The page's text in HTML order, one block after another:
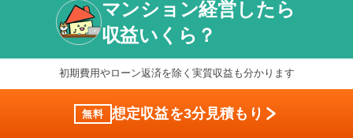
購入時は現金が激減
減価償却費はあくまで帳簿上の処理であって、実
とには変わりありません。減価償却費として、年
マンション経営したら
収益いくら？
初期費用やローン返済を除く実質収益も分かります
無料 想定収益を3分見積もり